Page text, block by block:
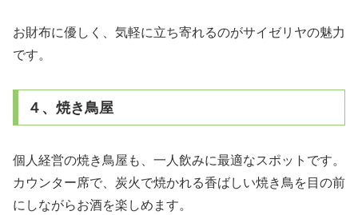
お財布に優しく、気軽に立ち寄れるのがサイゼリヤの魅力
です。
４、焼き鳥屋
個人経営の焼き鳥屋も、一人飲みに最適なスポットです。
カウンター席で、炭火で焼かれる香ばしい焼き鳥を目の前
にしながらお酒を楽しめます。